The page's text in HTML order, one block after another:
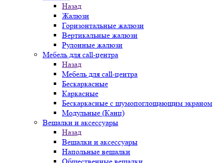
Назад
Жалюзи
Горизонтальные жалюзи
Вертикальные жалюзи
Рулонные жалюзи
Мебель для call-центра
Назад
Мебель для call-центра
Бескаркасные
Каркасные
Бескаркасные с шумопоглощающим экраном
Модульные (Канц)
Вешалки и аксессуары
Назад
Вешалки и аксессуары
Напольные вешалки